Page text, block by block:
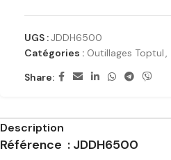
UGS :JDDH6500
Catégories : Outillages Toptul,
Share:
Description
Référence : JDDH6500